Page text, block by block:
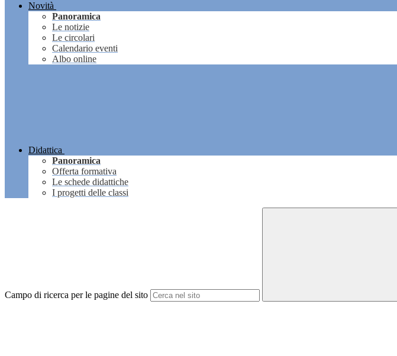
Novità
Panoramica
Le notizie
Le circolari
Calendario eventi
Albo online
Didattica
Panoramica
Offerta formativa
Le schede didattiche
I progetti delle classi
Campo di ricerca per le pagine del sito